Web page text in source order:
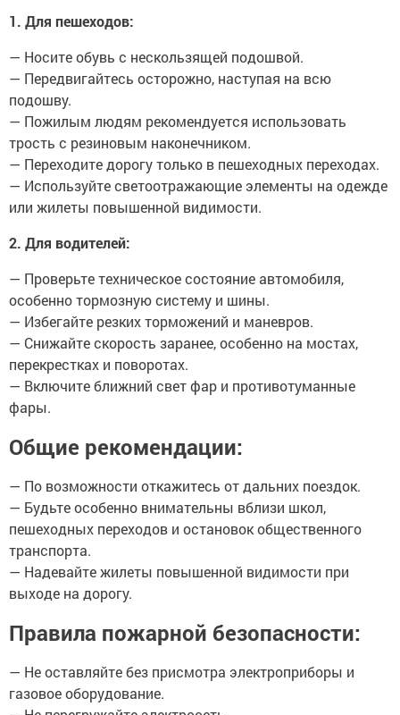
1. Для пешеходов:
— Носите обувь с нескользящей подошвой.
— Передвигайтесь осторожно, наступая на всю
подошву.
— Пожилым людям рекомендуется использовать
трость с резиновым наконечником.
— Переходите дорогу только в пешеходных переходах.
— Используйте светоотражающие элементы на одежде
или жилеты повышенной видимости.
2. Для водителей:
— Проверьте техническое состояние автомобиля,
особенно тормозную систему и шины.
— Избегайте резких торможений и маневров.
— Снижайте скорость заранее, особенно на мостах,
перекрестках и поворотах.
— Включите ближний свет фар и противотуманные
фары.
Общие рекомендации:
— По возможности откажитесь от дальних поездок.
— Будьте особенно внимательны вблизи школ,
пешеходных переходов и остановок общественного
транспорта.
— Надевайте жилеты повышенной видимости при
выходе на дорогу.
Правила пожарной безопасности:
— Не оставляйте без присмотра электроприборы и
газовое оборудование.